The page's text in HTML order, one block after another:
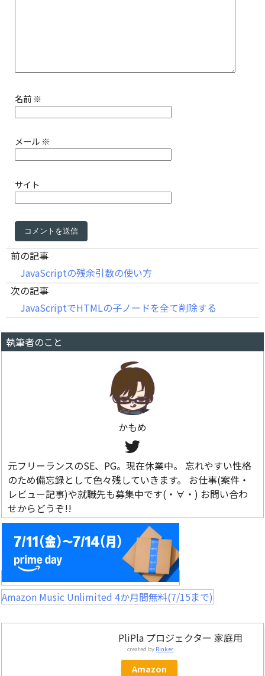
名前 ※
メール ※
サイト
前の記事
JavaScriptの残余引数の使い方
次の記事
JavaScriptでHTMLの子ノードを全て削除する
執筆者のこと
かもめ
元フリーランスのSE、PG。現在休業中。 忘れやすい性格
のため備忘録として色々残していきます。 お仕事(案件・
レビュー記事)や就職先も募集中です(・∀・) お問い合わ
せからどうぞ!!
Amazon Music Unlimited 4か月間無料(7/15まで)
PliPla プロジェクター 家庭用
created by Rinker
Amazon